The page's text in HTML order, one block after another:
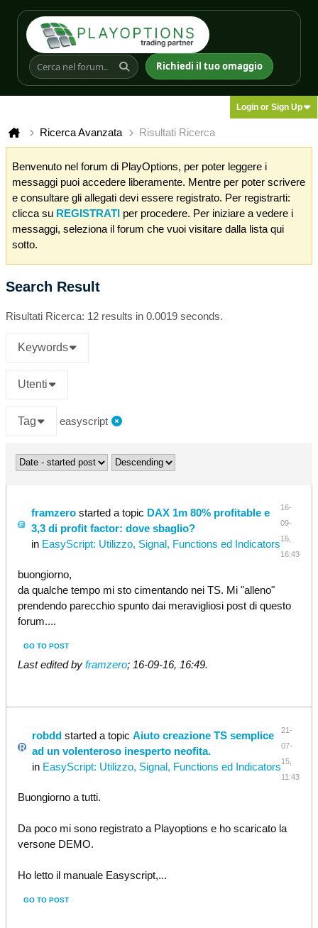
Richiedi il tuo omaggio
Login or Sign Up
Ricerca Avanzata Risultati Ricerca
Benvenuto nel forum di PlayOptions, per poter leggere i
messaggi puoi accedere liberamente. Mentre per poter scrivere
e consultare gli allegati devi essere registrato. Per registrarti:
clicca su REGISTRATI per procedere. Per iniziare a vedere i
messaggi, seleziona il forum che vuoi visitare dalla lista qui
sotto.
Search Result
Risultati Ricerca: 12 results in 0.0019 seconds.
Keywords
Utenti
Tag easyscript
framzero started a topic DAX 1m 80% profitable e
3,3 di profit factor: dove sbaglio?
in EasyScript: Utilizzo, Signal, Functions ed Indicators
16-
09-
16,
16:43
buongiorno,
da qualche tempo mi sto cimentando nei TS. Mi "alleno"
prendendo parecchio spunto dai meravigliosi post di questo
forum....
GO TO POST
Last edited by framzero; 16-09-16, 16:49.
robddstarted a topic Aiuto creazione TS semplice
ad un volenteroso inesperto neofita.
in EasyScript: Utilizzo, Signal, Functions ed Indicators
21-
07-
15,
11:43
Buongiorno a tutti.
Da poco mi sono registrato a Playoptions e ho scaricato la
versone DEMO.
Ho letto il manuale Easyscript,...
GO TO POST